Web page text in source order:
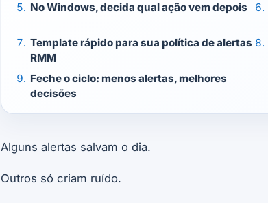
No Windows, decida qual ação vem depois
Template rápido para sua política de alertas
RMM
Feche o ciclo: menos alertas, melhores
decisões
Alguns alertas salvam o dia.
Outros só criam ruído.